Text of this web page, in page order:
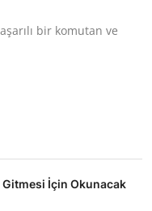
bir komutan ve
İçin Okunacak